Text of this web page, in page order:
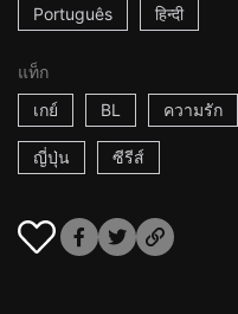
Português हिन्दी
แท็ก
เกย์
BL ความรัก
ญี่ปุ่น ซีรีส์